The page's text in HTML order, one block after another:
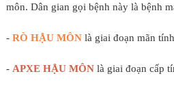
môn. Dân gian gọi bệnh này là bệnh
- RÒ HẬU MÔNlà giai đoạn mãn
- APXE HẬU MÔNlà giai đoạn cấp